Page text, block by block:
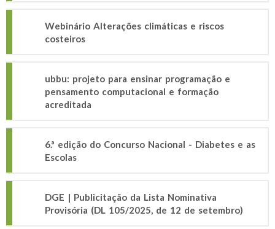
Webinário Alterações climáticas e riscos
costeiros
ubbu: projeto para ensinar programação e
pensamento computacional e formação
acreditada
6.ª edição do Concurso Nacional - Diabetes e as
Escolas
DGE | Publicitação da Lista Nominativa
Provisória (DL 105/2025, de 12 de setembro)